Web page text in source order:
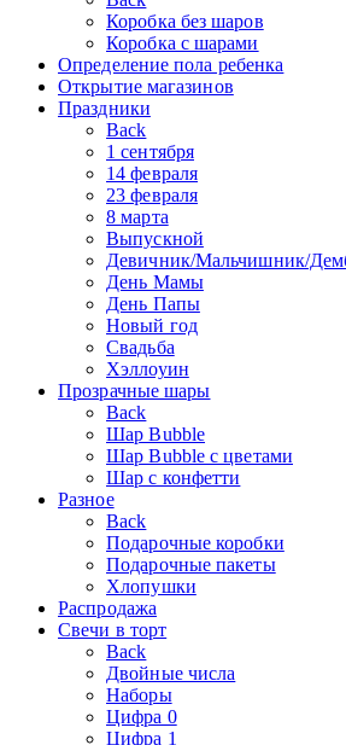
Коробка без шаров
Коробка с шарами
Определение пола ребенка
Открытие магазинов
Праздники
Back
1 сентября
14 февраля
23 февраля
8 марта
Выпускной
Девичник/Мальчишник/
День Мамы
День Папы
Новый год
Свадьба
Хэллоуин
Прозрачные шары
Back
Шар Bubble
Шар Bubble с цветами
Шар с конфетти
Разное
Back
Подарочные коробки
Подарочные пакеты
Хлопушки
Распродажа
Свечи в торт
Back
Двойные числа
Наборы
Цифра 0
Цифра 1